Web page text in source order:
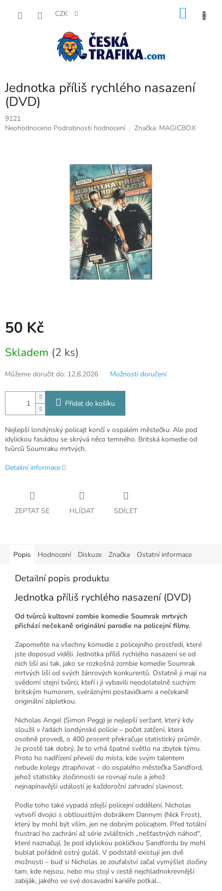
CZK
Jednotka příliš rychlého nasazení
(DVD)
9121
Průměrné
Neohodnoceno Podrobnosti hodnocení Značka: MAGICBOX
50 Kč
cena:
Skladem (2 ks)
Můžeme doručit do: 12.8.2026 Možnosti doručení
Přidat do košíku
Nejlepší londýnský policajt končí v ospalém městečku. Ale pod
idylickou fasádou se skrývá něco temného. Britská komedie od
tvůrců Soumraku mrtvých.
Detailní informace
ZEPTAT SE HLÍDAT SDÍLET
Popis Hodnocení Diskuze Značka Ostatní informace
Detailní popis produktu
Jednotka příliš rychlého nasazení (DVD)
Od tvůrců kultovní zombie komedie Soumrak mrtvých
přichází nečekaně originální parodie na policejní filmy.
Zapomeňte na všechny komedie z policejního prostředí, které
jste doposud viděli. Jednotka příliš rychlého nasazení se od
nich liší asi tak, jako se rozkošná zombie komedie Soumrak
mrtvých liší od svých žánrových konkurentů. Ostatně ji mají na
svědomí stejní tvůrci, kteří i ji vybavili neodolatelně suchým
britským humorem, svéráznými postavičkami a nečekaně
originální zápletkou.
Nicholas Angel (Simon Pegg) je nejlepší seržant, který kdy
sloužil v řadách londýnské policie – počet zatčení, která
osobně provedl, o 400 procent překračuje statistický průměr.
Je prostě tak dobrý, že to vrhá špatné světlo na zbytek týmu.
Proto ho nadřízení převelí do místa, kde svým talentem
nebude kolegy ztrapňovat – do ospalého městečka Sandford,
jehož statistiky zločinnosti se rovnají nule a jehož
nejnapínavější událostí je každoroční zahradní slavnost.
Podle toho také vypadá zdejší policejní oddělení. Nicholas
vytvoří dvojici s obtloustlým dobrákem Dannym (Nick Frost),
který by mohl být vším, jen ne dobrým policajtem. Před totální
frustrací ho zachrání až série zvláštních „nešťastných náhod",
které naznačují, že pod idylickou pokličkou Sandfordu by mohl
bublat pořádně ostrý guláš. V podstatě existují jen dvě
možnosti – buď si Nicholas ze zoufalství začal vymýšlet zločiny
tam, kde nejsou, nebo mu stojí v cestě nejchladnokrevnější
zabiják, jakého ve své dosavadní kariéře potkal...